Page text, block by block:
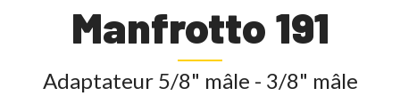
Manfrotto 191
Adaptateur 5/8" mâle - 3/8" mâle